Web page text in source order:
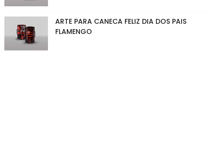
ARTE PARA CANECA FELIZ DIA DOS PAIS
FLAMENGO